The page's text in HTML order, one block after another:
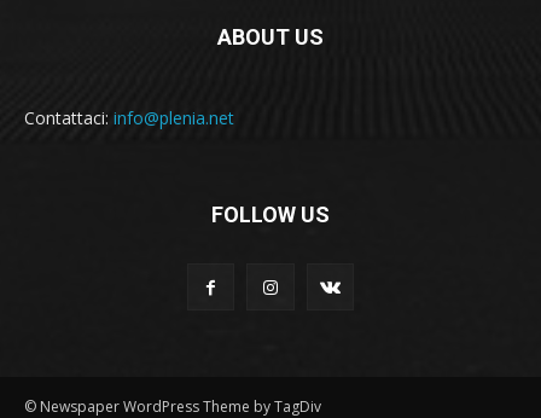
ABOUT US
Contattaci: info@plenia.net
FOLLOW US
© Newspaper WordPress Theme by TagDiv